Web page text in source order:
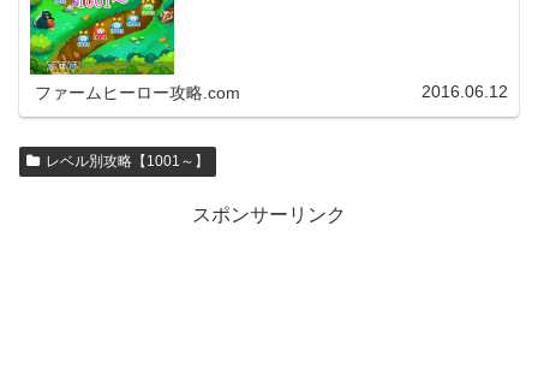
ファームヒーロー攻略.com 2016.06.12
レベル別攻略【1001～】
スポンサーリンク